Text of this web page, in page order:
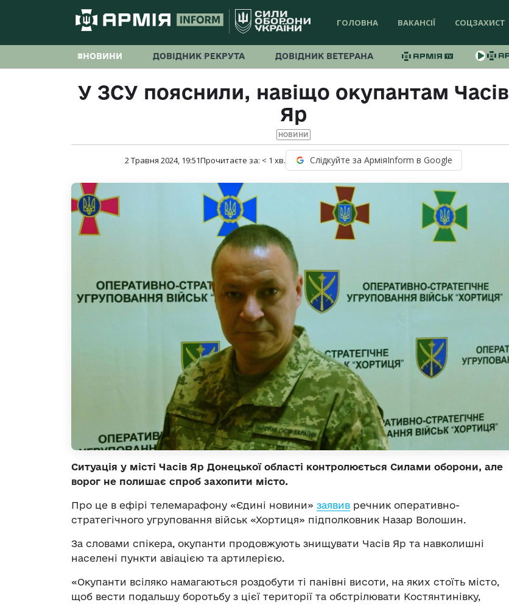
ГОЛОВНА ВАКАНСІЇ СОЦЗАХИСТ
#НОВИНИ ДОВІДНИК РЕКРУТА ДОВІДНИК ВЕТЕРАНА
У ЗСУ пояснили, навіщо окупантам Часів
Яр
НОВИНИ
2 Травня 2024, 19:51Прочитаєте за: < 1 хв. Слідкуйте за АрміяInform в Google
Ситуація у місті Часів Яр Донецької області контролюється Силами оборони, але
ворог не полишає спроб захопити місто.
Про це в ефірі телемарафону «Єдині новини» заявив речник оперативно-
стратегічного угруповання військ «Хортиця» підполковник Назар Волошин.
За словами спікера, окупанти продовжують знищувати Часів Яр та навколишні
населені пункти авіацією та артилерією.
«Окупанти всіляко намагаються роздобути ті панівні висоти, на яких стоїть місто,
щоб вести подальшу боротьбу з цієї території та обстрілювати Костянтинівку,